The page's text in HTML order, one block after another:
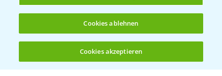
(noch 4)
Folgen Sie uns
Cookies ablehnen
Cookies akzeptieren